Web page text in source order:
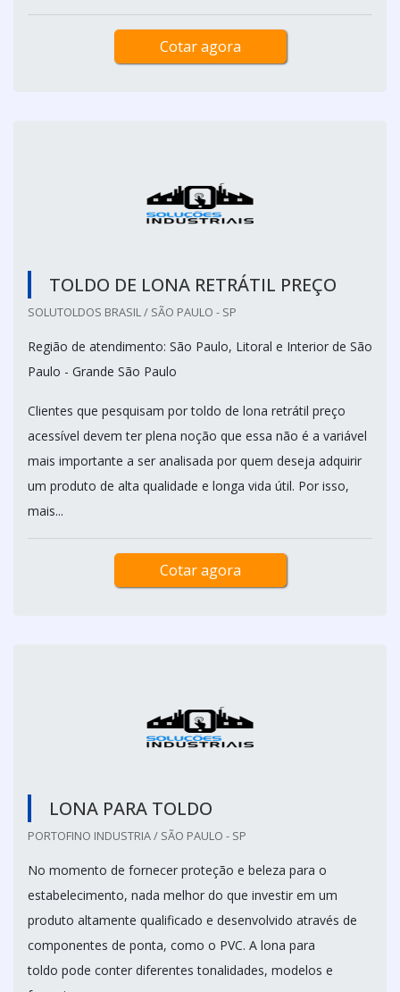
Cotar agora
TOLDO DE LONA RETRÁTIL PREÇO
SOLUTOLDOS BRASIL / SÃO PAULO - SP
Região de atendimento: São Paulo, Litoral e Interior de São
Paulo - Grande São Paulo
Clientes que pesquisam por toldo de lona retrátil preço
acessível devem ter plena noção que essa não é a variável
mais importante a ser analisada por quem deseja adquirir
um produto de alta qualidade e longa vida útil. Por isso,
mais...
Cotar agora
LONA PARA TOLDO
PORTOFINO INDUSTRIA / SÃO PAULO - SP
No momento de fornecer proteção e beleza para o
estabelecimento, nada melhor do que investir em um
produto altamente qualificado e desenvolvido através de
componentes de ponta, como o PVC. A lona para
toldo pode conter diferentes tonalidades, modelos e